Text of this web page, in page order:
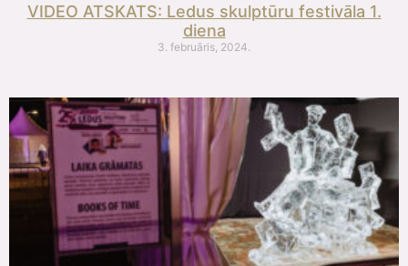
VIDEO ATSKATS: Ledus skulptūru festivāla 1.
diena
3. februāris, 2024.